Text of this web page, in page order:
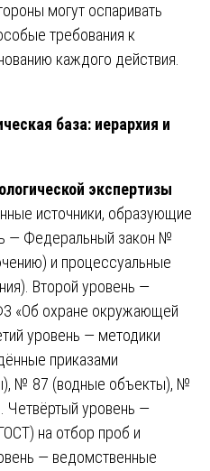
могут оспаривать
требования к
каждого действия.
база: иерархия и
экспертизы
источники, образующие
— Федеральный закон №
и процессуальные
Второй уровень —
«Об охране окружающей
уровень — методики
приказами
№ 87 (водные объекты), №
Четвёртый уровень —
на отбор проб и
— ведомственные